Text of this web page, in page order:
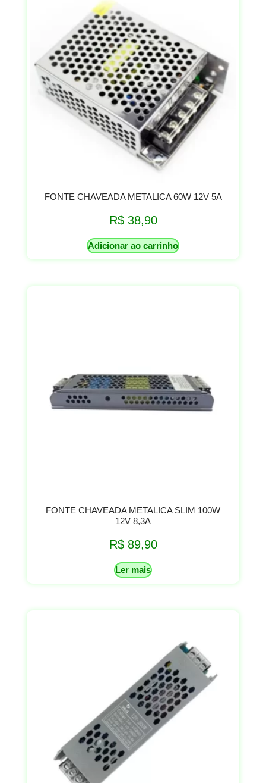
FONTE CHAVEADA METALICA 60W 12V 5A
R$38,90
Adicionar ao carrinho
FONTE CHAVEADA METALICA SLIM 100W
12V 8,3A
R$89,90
Ler mais